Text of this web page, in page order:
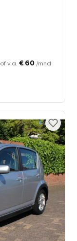
of v.a. € 60 /mnd